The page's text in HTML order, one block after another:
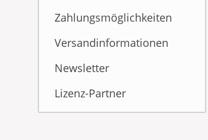
Zahlungsmöglichkeiten
Versandinformationen
Newsletter
Lizenz-Partner